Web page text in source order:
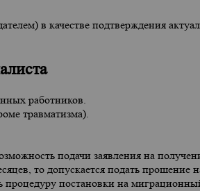
в качестве подтверждения
работников.
травматизма).
подачи заявления на
то допускается подать прошение
постановки на